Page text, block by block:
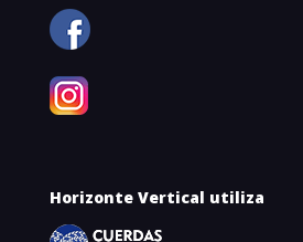
Horizonte Vertical utiliza